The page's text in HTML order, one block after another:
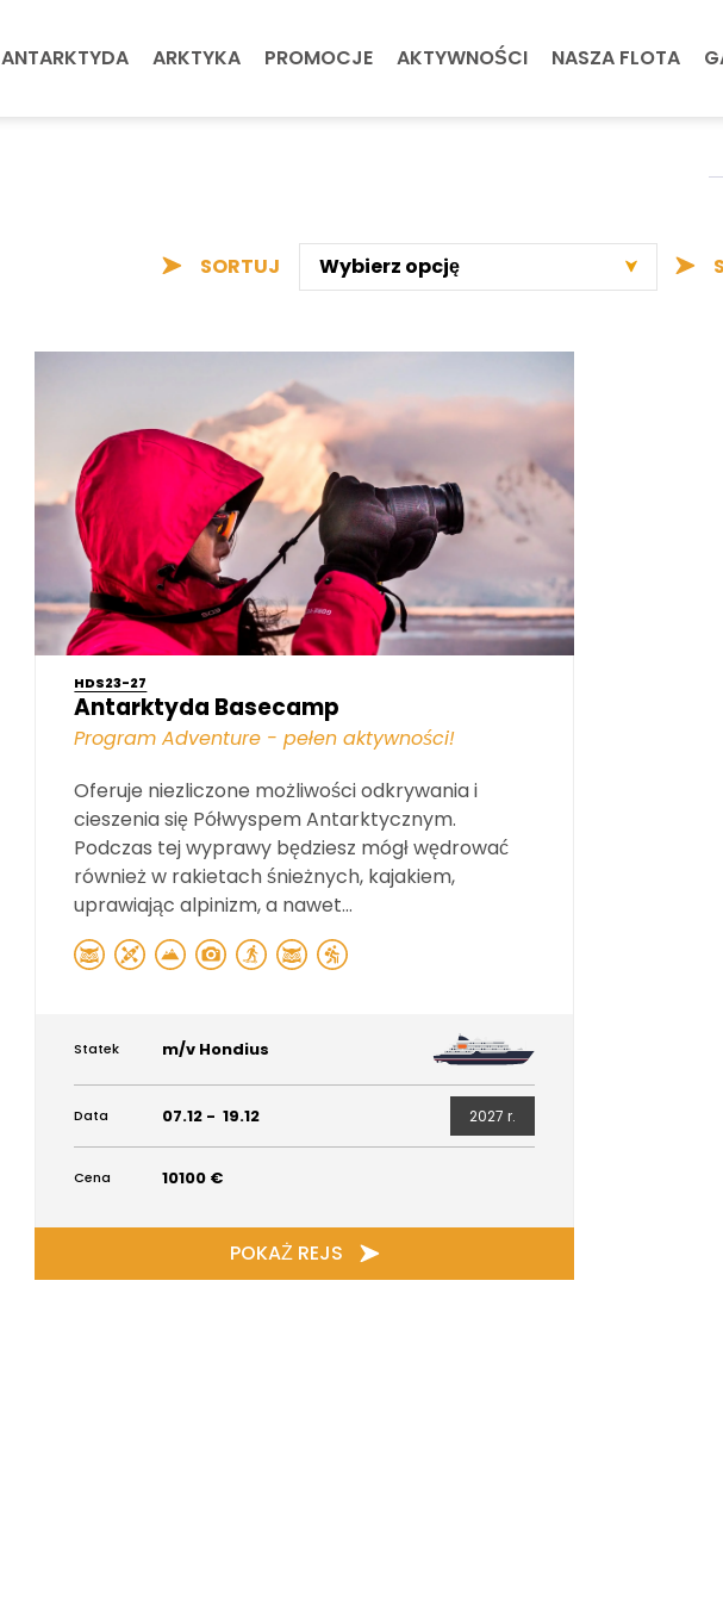
ANTARKTYDA ARKTYKA PROMOCJE AKTYWNOŚCI NASZA FLOTA
SORTUJ Wybierz opcję
HDS23-27
Antarktyda Basecamp
Program Adventure - pełen aktywności!
Oferuje niezliczone możliwości odkrywania i
cieszenia się Półwyspem Antarktycznym.
Podczas tej wyprawy będziesz mógł wędrować
również w rakietach śnieżnych, kajakiem,
uprawiając alpinizm, a nawet...
Statek m/v Hondius
Data 07.12- 19.12 2027 r.
Cena 10100 €
POKAŻ REJS